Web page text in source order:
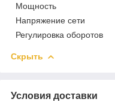
Мощность
Напряжение сети
Регулировка оборотов
Скрыть
Условия доставки